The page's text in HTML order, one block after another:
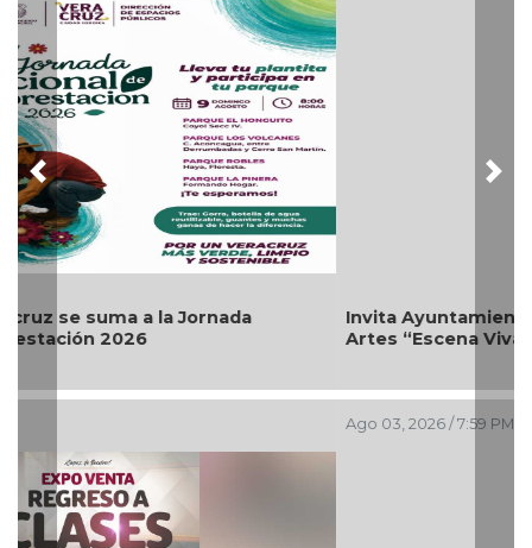
Invita Ayuntamiento de Veracruz a Temporada de
Artes “Escena Viva”
Previous